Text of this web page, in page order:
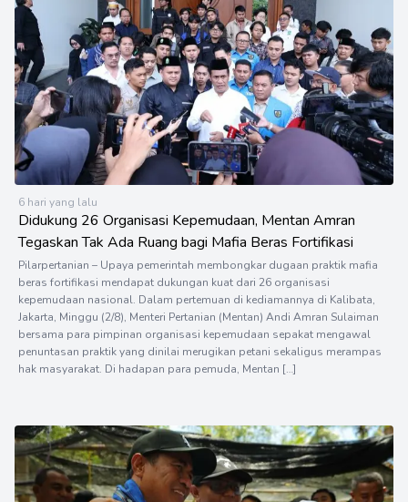
6 hari yang lalu
Didukung 26 Organisasi Kepemudaan, Mentan Amran
Tegaskan Tak Ada Ruang bagi Mafia Beras Fortifikasi
Pilarpertanian – Upaya pemerintah membongkar dugaan praktik mafia
beras fortifikasi mendapat dukungan kuat dari 26 organisasi
kepemudaan nasional. Dalam pertemuan di kediamannya di Kalibata,
Jakarta, Minggu (2/8), Menteri Pertanian (Mentan) Andi Amran Sulaiman
bersama para pimpinan organisasi kepemudaan sepakat mengawal
penuntasan praktik yang dinilai merugikan petani sekaligus merampas
hak masyarakat. Di hadapan para pemuda, Mentan […]